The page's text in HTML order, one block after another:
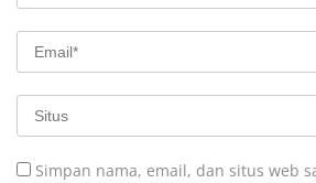
Simpan nama, email, dan situs web